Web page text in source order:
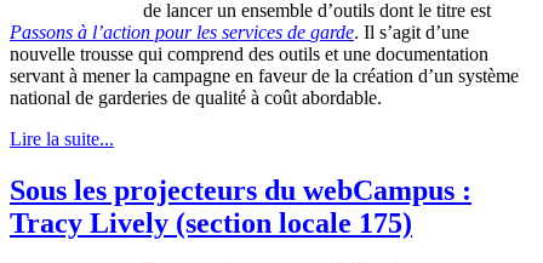
de lancer un ensemble d’outils dontle titre est
Passons à l’action pour les services de garde. Il s’agit d’une
nouvelle trousse qui comprend des outils etune documentation
servantà menerla campagne en faveurde la création d’un système
national de garderies de qualité à coût abordable.
Lire la suite...
Sous les projecteurs du webCampus :
Tracy Lively (section locale 175)